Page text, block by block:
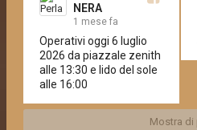
NERA
1 mese fa
Operativi oggi 6 luglio
2026 da piazzale zenith
alle 13:30 e lido del sole
alle 16:00
Mostra di